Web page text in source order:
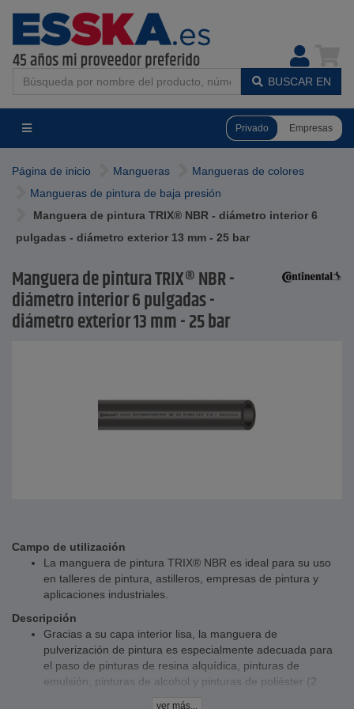
BUSCAR EN
Privado Empresas
Página de inicio Mangueras
Mangueras de colores
Mangueras de pintura de baja presión
Manguera de pintura TRIX® NBR - diámetro interior 6
pulgadas - diámetro exterior 13 mm - 25 bar
Manguera de pintura TRIX® NBR -
diámetro interior 6 pulgadas -
diámetro exterior 13 mm - 25 bar
Campo de utilización
La manguera de pintura TRIX® NBR es ideal para su uso
en talleres de pintura, astilleros, empresas de pintura y
aplicaciones industriales.
Descripción
Gracias a su capa interior lisa, la manguera de
pulverización de pintura es especialmente adecuada para
el paso de pinturas de resina alquídica, pinturas de
emulsión, pinturas de alcohol y pinturas de poliéster (2
ver más...